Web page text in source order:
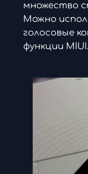
множество
Можно
голосовые
функции